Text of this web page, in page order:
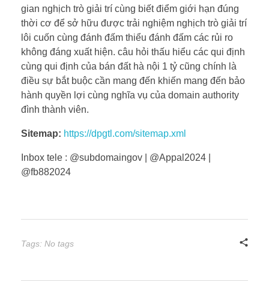
gian nghịch trò giải trí cùng biết điểm giới hạn đúng
thời cơ để sở hữu được trải nghiệm nghịch trò giải trí
lôi cuốn cùng đánh đấm thiểu đánh đấm các rủi ro
không đáng xuất hiện. câu hỏi thấu hiểu các qui định
cùng qui định của bán đất hà nội 1 tỷ cũng chính là
điều sự bắt buộc cần mang đến khiến mang đến bảo
hành quyền lợi cùng nghĩa vụ của domain authority
đình thành viên.
Sitemap: https://dpgtl.com/sitemap.xml
Inbox tele : @subdomaingov | @Appal2024 |
@fb882024
Tags: No tags